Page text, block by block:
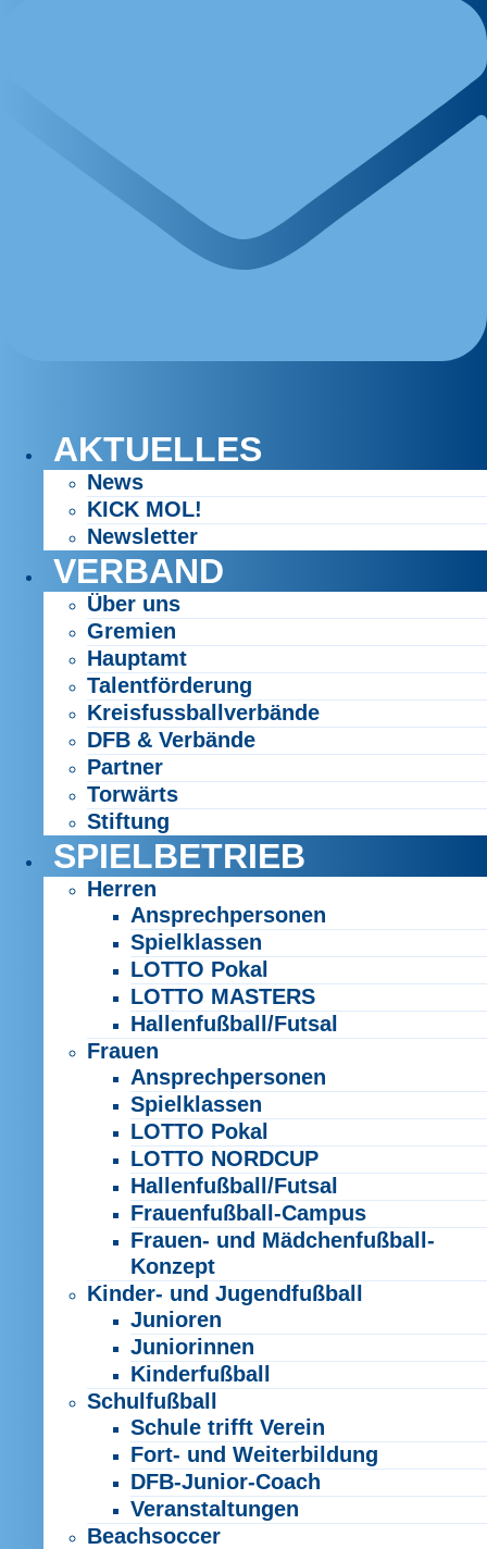
AKTUELLES
News
KICK MOL!
Newsletter
VERBAND
Über uns
Gremien
Hauptamt
Talentförderung
Kreisfussballverbände
DFB & Verbände
Partner
Torwärts
Stiftung
SPIELBETRIEB
Herren
Ansprechpersonen
Spielklassen
LOTTO Pokal
LOTTO MASTERS
Hallenfußball/Futsal
Frauen
Ansprechpersonen
Spielklassen
LOTTO Pokal
LOTTO NORDCUP
Hallenfußball/Futsal
Frauenfußball-Campus
Frauen- und Mädchenfußball-
Konzept
Kinder- und Jugendfußball
Junioren
Juniorinnen
Kinderfußball
Schulfußball
Schule trifft Verein
Fort- und Weiterbildung
DFB-Junior-Coach
Veranstaltungen
Beachsoccer